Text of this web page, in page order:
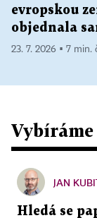
evropskou
objednala
23. 7. 2026 ▪ 7 min.
Vybíráme
JAN
Hledá se